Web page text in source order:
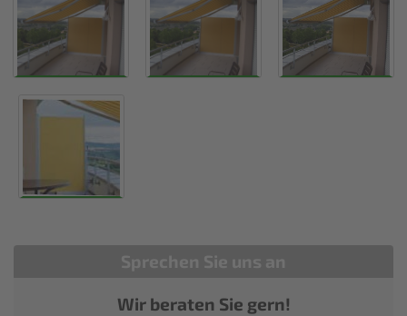
Wir beraten Sie gern!